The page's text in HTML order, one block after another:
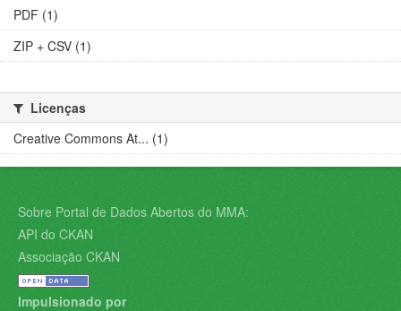
PDF (1)
ZIP + CSV (1)
Licenças
Creative Commons At... (1)
Sobre Portal de Dados Abertos do MMA:
API do CKAN
Associação CKAN
Impulsionado por